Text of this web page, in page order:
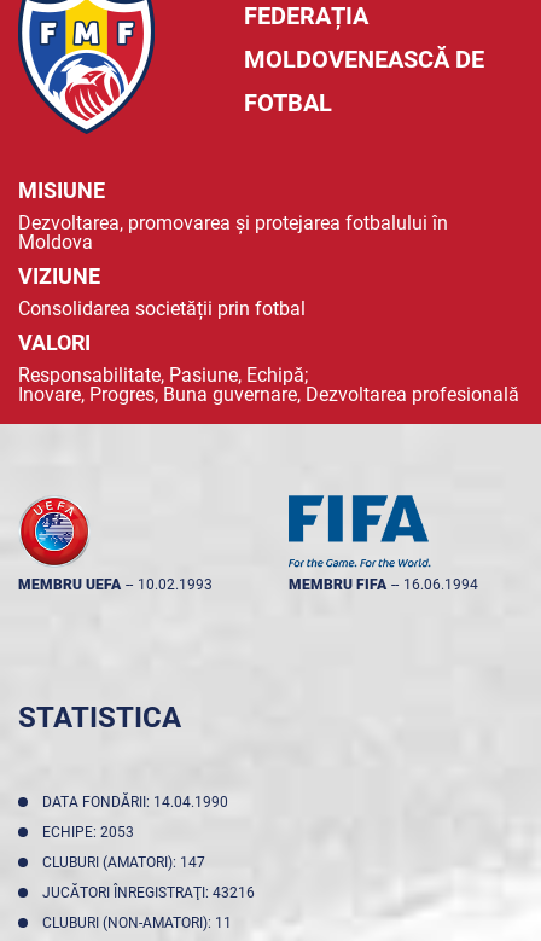
FEDERAȚIA
MOLDOVENEASCĂ DE
FOTBAL
MISIUNE
Dezvoltarea, promovarea și protejarea fotbalului în
Moldova
VIZIUNE
Consolidarea societății prin fotbal
VALORI
Responsabilitate, Pasiune, Echipă;
Inovare, Progres, Buna guvernare, Dezvoltarea profesională
MEMBRU UEFA -- 10.02.1993 MEMBRU FIFA -- 16.06.1994
STATISTICA
DATA FONDĂRII: 14.04.1990
ECHIPE: 2053
CLUBURI (AMATORI): 147
JUCĂTORI ÎNREGISTRAŢI: 43216
CLUBURI (NON-AMATORI): 11